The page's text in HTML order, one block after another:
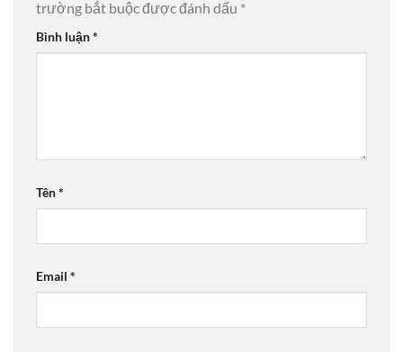
trường bắt buộc được đánh dấu *
Bình luận*
Tên*
Email *